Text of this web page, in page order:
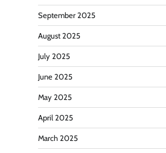
September 2025
August 2025
July 2025
June 2025
May 2025
April 2025
March 2025